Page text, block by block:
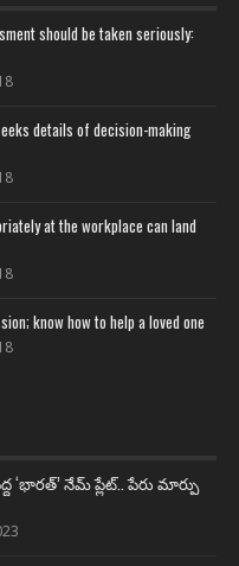
should be taken seriously:
details of decision-making
at the workplace can land
know how to help a loved one
‘భారత్’ నేమ్ ప్లేట్‌.. పేరు మార్పు